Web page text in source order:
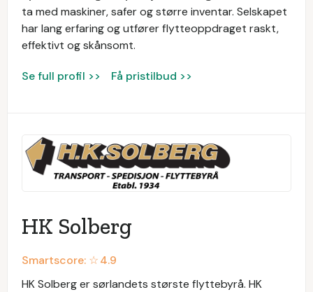
ta med maskiner, safer og større inventar. Selskapet
har lang erfaring og utfører flytteoppdraget raskt,
effektivt og skånsomt.
Se full profil >> Få pristilbud >>
HK Solberg
Smartscore: ☆4.9
HK Solberg er sørlandets største flyttebyrå. HK